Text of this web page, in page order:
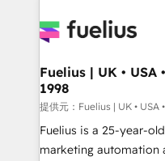
for you and execute it on
framework, meaning
HubSpot and vetted by
can support public
other ones listed in our profile.
HubSpot implementation - HubSpot CMS
Fuelius | UK • USA
1998
提供元：Fuelius | UK • USA
Fuelius is a 25-year-
marketing automation